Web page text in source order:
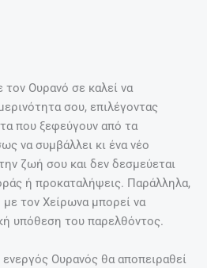
Ουρανό σε καλεί να
σου, επιλέγοντας
που ξεφεύγουν από τα
να συμβάλλει κι ένα νέο
ζωή σου και δεν δεσμεύεται
ή προκαταλήψεις. Παράλληλα,
τον Χείρωνα μπορεί να
υπόθεση του παρελθόντος.
Ουρανός θα αποπειραθεί